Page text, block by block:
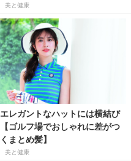
美と健康
エレガントなハットには横結び
【ゴルフ場でおしゃれに差がつ
くまとめ髪】
美と健康